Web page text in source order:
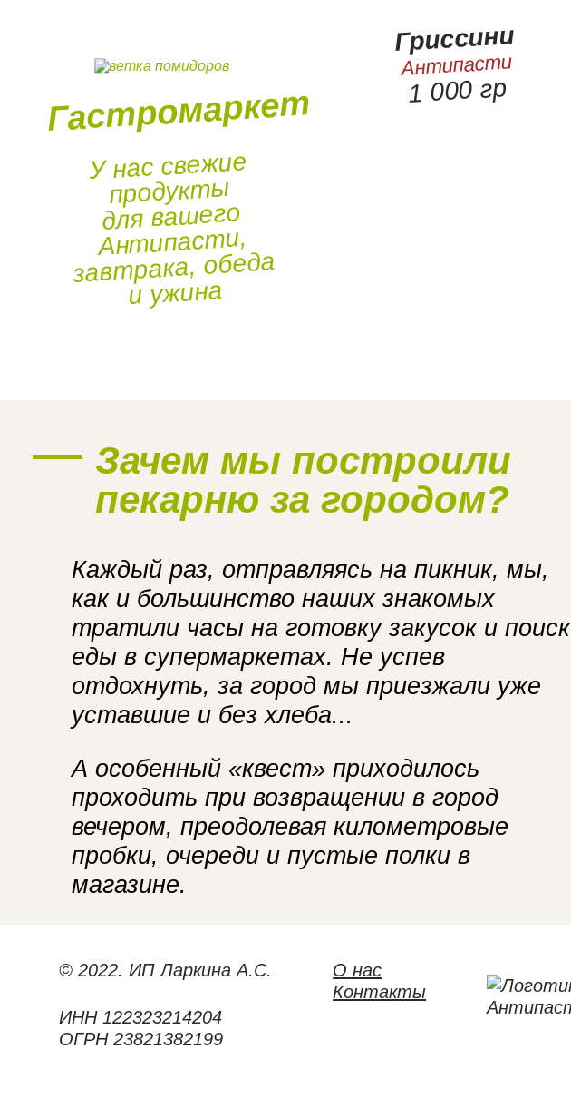
Гастромаркет
У нас свежие
продукты
для вашего
Антипасти,
завтрака, обеда
и ужина
Гриссини
Антипасти
1 000 гр
Наше производство
Зачем мы построили
пекарню за городом?
Каждый раз, отправляясь на пикник, мы,
как и большинство наших знакомых
тратили часы на готовку закусок и поиск
еды в супермаркетах. Не успев
отдохнуть, за город мы приезжали уже
уставшие и без хлеба...
А особенный «квест» приходилось
проходить при возвращении в город
вечером, преодолевая километровые
пробки, очереди и пустые полки в
магазине.
© 2022. ИП Ларкина А.С.
ИНН 122323214204
ОГРН 23821382199
О нас
Контакты